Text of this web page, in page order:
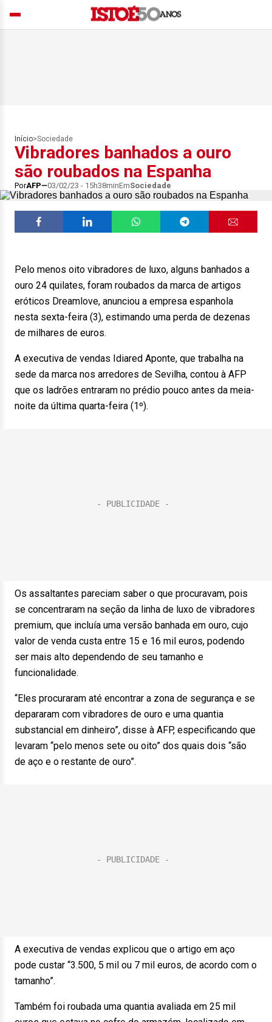
Início>Sociedade
Vibradores banhados a ouro
são roubados na Espanha
PorAFP 03/02/23 - 15h38minEmSociedade
Pelo menos oito vibradores de luxo, alguns banhados a
ouro 24 quilates, foram roubados da marca de artigos
eróticos Dreamlove, anunciou a empresa espanhola
nesta sexta-feira (3), estimando uma perda de dezenas
de milhares de euros.
A executiva de vendas Idiared Aponte, que trabalha na
sede da marca nos arredores de Sevilha, contou à AFP
que os ladrões entraram no prédio pouco antes da meia-
noite da última quarta-feira (1º).
Os assaltantes pareciam saber o que procuravam, pois
se concentraram na seção da linha de luxo de vibradores
premium, que incluía uma versão banhada em ouro, cujo
valor de venda custa entre 15 e 16 mil euros, podendo
ser mais alto dependendo de seu tamanho e
funcionalidade.
“Eles procuraram até encontrar a zona de segurança e se
depararam com vibradores de ouro e uma quantia
substancial em dinheiro”, disse à AFP, especificando que
levaram “pelo menos sete ou oito” dos quais dois “são
de aço e o restante de ouro”.
A executiva de vendas explicou que o artigo em aço
pode custar “3.500, 5 mil ou 7 mil euros, de acordo com o
tamanho”.
Também foi roubada uma quantia avaliada em 25 mil